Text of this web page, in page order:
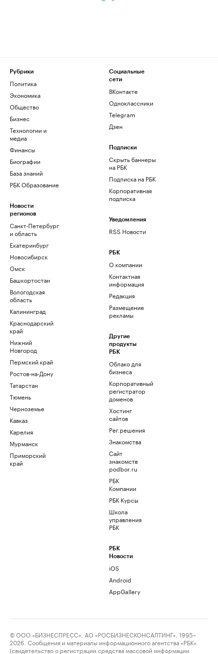
Рубрики
Политика
Экономика
Общество
Бизнес
Технологии и
медиа
Финансы
Биографии
База знаний
РБК Образование
Новости
регионов
Санкт-Петербург
и область
Екатеринбург
Новосибирск
Омск
Башкортостан
Вологодская
область
Калининград
Краснодарский
край
Нижний
Новгород
Пермский край
Ростов-на-Дону
Татарстан
Тюмень
Черноземье
Кавказ
Карелия
Мурманск
Приморский
край
Социальные
сети
ВКонтакте
Одноклассники
Telegram
Дзен
Подписки
Скрыть баннеры
на РБК
Подписка на РБК
Корпоративная
подписка
Уведомления
RSS Новости
РБК
О компании
Контактная
информация
Редакция
Размещение
рекламы
Другие
продукты
РБК
Облако для
бизнеса
Корпоративный
регистратор
доменов
Хостинг
сайтов
Рег.решения
Знакомства
Сайт
знакомств
podbor.ru
РБК
Компании
РБК Курсы
Школа
управления
РБК
РБК
Новости
iOS
Android
AppGallery
© ООО «БИЗНЕСПРЕСС», АО «РОСБИЗНЕСКОНСАЛТИНГ», 1995–
2026. Сообщения и материалы информационного агентства «РБК»
(свидетельство о регистрации средства массовой информации